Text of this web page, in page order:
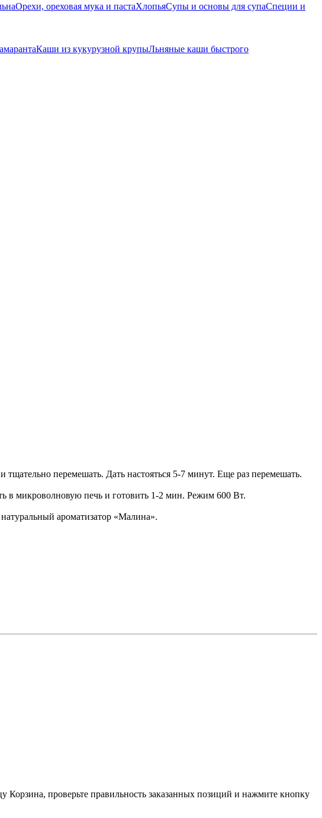
Орехи, ореховая мука и пастаХлопьяСупы и основы для супаСпеции и
Каши из кукурузной крупыЛьняные каши быстрого
перемешать. Дать настояться 5-7 минут. Еще раз перемешать.
в микроволновую печь и готовить 1-2 мин. Режим 600 Вт.
ароматизатор «Малина».
Корзина, проверьте правильность заказанных позиций и нажмите кнопку